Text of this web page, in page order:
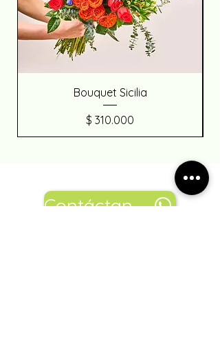
Bouquet Sicilia
Precio
$ 310.000
Contáctanos